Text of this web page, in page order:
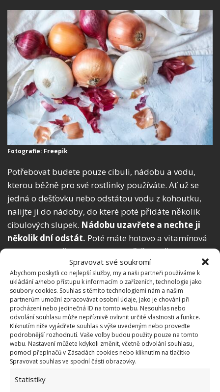
Spravovat své soukromí
Abychom poskytli co nejlepší služby, my a naši partneři používáme k
ukládání a/nebo přístupu k informacím o zařízeních, technologie jako
soubory cookies. Souhlas s těmito technologiemi nám a našim
partnerům umožní zpracovávat osobní údaje, jako je chování při
procházení nebo jedinečná ID na tomto webu. Nesouhlas nebo
odvolání souhlasu může nepříznivě ovlivnit určité vlastnosti a funkce.
Kliknutím níže vyjádřete souhlas s výše uvedeným nebo proveďte
podrobnější rozhodnutí. Vaše volby budou použity pouze na tomto
webu. Nastavení můžete kdykoli změnit, včetně odvolání souhlasu,
pomocí přepínačů v Zásadách cookies nebo kliknutím na tlačítko
Spravovat souhlas ve spodní části obrazovky.
Statistiky
Fotografie: Freepik
Potřebovat budete pouze cibuli, nádobu a vodu,
kterou běžně pro své rostlinky používáte. Ať už se
jedná o dešťovku nebo odstátou vodu z kohoutku,
nalijte ji do nádoby, do které poté přidáte několik
cibulových slupek. Nádobu uzavřete a nechte ji
několik dní odstát. Poté máte hotovo a vitamínová
bomba pro vaše rostliny je na světě. Používejte ji
přibližně jednou nebo dvakrát do měsíce tak, že
rostlinku hezky zalijete, co nejblíže ke kořenům. Sami
poté uvidíte, jak se jí bude dařit.
Zázračný zelený čaj
Zelený čaj je známý především pro své velmi
pozitivní účinky na lidské zdraví, kdy tělo účinně
zbavuje škodlivých toxinů, podporuje správnou
funkci metabolismu, snižuje ukládání tukových